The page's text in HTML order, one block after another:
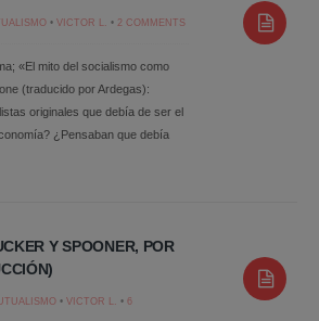
• VICTOR L. • 2 COMMENTS
«El mito del socialismo como
(traducido por Ardegas):
originales que debía de ser el
¿Pensaban que debía
Y SPOONER, POR
• VICTOR L. • 6